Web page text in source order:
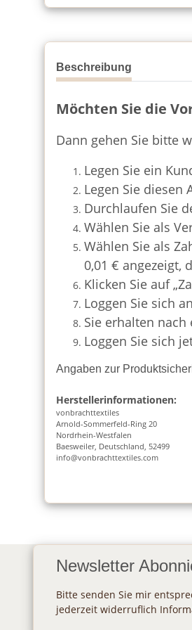
Beschreibung
Möchten Sie die
Dann gehen Sie bitte
Legen Sie ein
Legen Sie diesen
Durchlaufen Sie
Wählen Sie als
Wählen Sie als
0,01 € angezeigt,
Klicken Sie auf
Loggen Sie sich
Sie erhalten
Loggen Sie sich
Angaben zur
Herstellerinformationen:
vonbrachttextiles
Arnold-Sommerfeld-Ring 20
Nordrhein-Westfalen
Baesweiler, Deutschland, 52499
info@vonbrachttextiles.com
Newsletter
Bitte senden Sie mir
jederzeit widerruflich